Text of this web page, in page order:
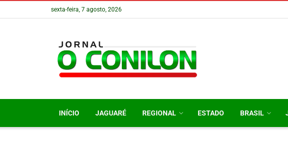
sexta-feira, 7 agosto, 2026
INÍCIO JAGUARÉ REGIONAL ESTADO BRASIL